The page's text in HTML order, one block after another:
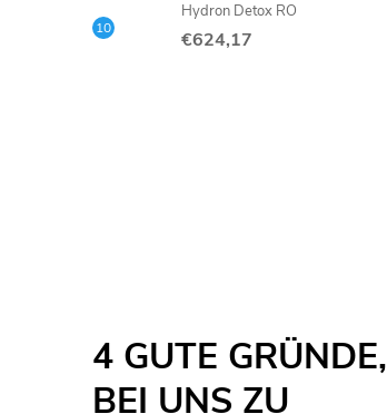
Hydron Detox RO
€624,17
4 GUTE GRÜNDE,
BEI UNS ZU